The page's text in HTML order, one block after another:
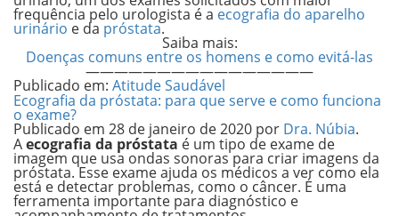
frequência pelo urologista é a ecografia do aparelho
urinário e da próstata.
Saiba mais:
Doenças comuns entre os homens e como evitá-las
————————————————
Publicado em: Atitude Saudável
Ecografia da próstata: para que serve e como funciona
o exame?
Publicado em 28 de janeiro de 2020 por Dra. Núbia.
Aecografia da próstata é um tipo de exame de
imagem que usa ondas sonoras para criar imagens da
próstata. Esse exame ajuda os médicos a ver como ela
está e detectar problemas, como o câncer. É uma
ferramenta importante para diagnóstico e